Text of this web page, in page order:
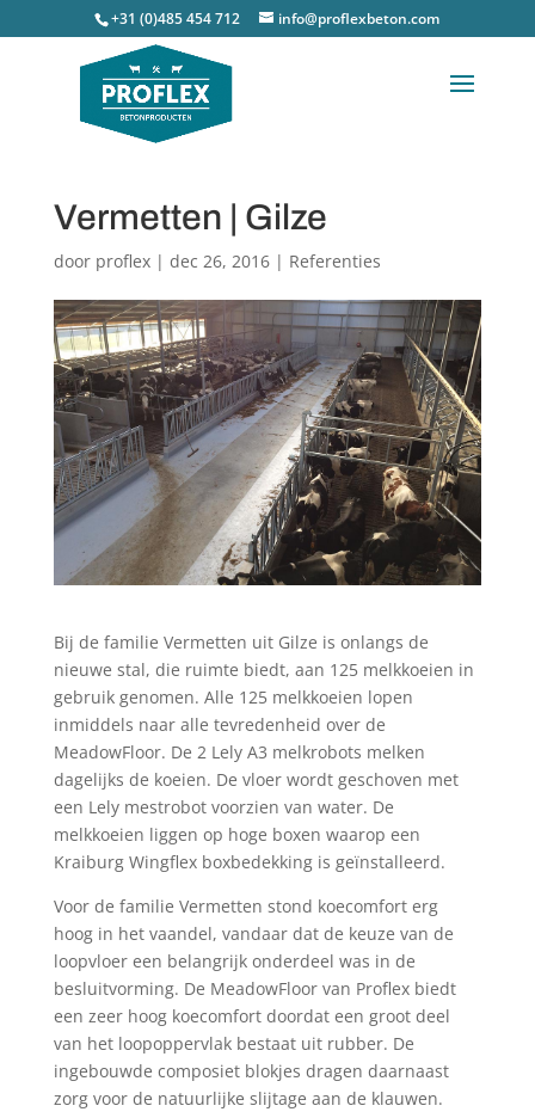
+31 (0)485 454 712 info@proflexbeton.com
Vermetten | Gilze
door proflex| dec 26, 2016| Referenties
Bij de familie Vermetten uit Gilze is onlangs de
nieuwe stal, die ruimte biedt, aan 125 melkkoeien in
gebruik genomen. Alle 125 melkkoeien lopen
inmiddels naar alle tevredenheid over de
MeadowFloor. De 2 Lely A3 melkrobots melken
dagelijks de koeien. De vloer wordt geschoven met
een Lely mestrobot voorzien van water. De
melkkoeien liggen op hoge boxen waarop een
Kraiburg Wingflex boxbedekking is geïnstalleerd.
Voor de familie Vermetten stond koecomfort erg
hoog in het vaandel, vandaar dat de keuze van de
loopvloer een belangrijk onderdeel was in de
besluitvorming. De MeadowFloor van Proflex biedt
een zeer hoog koecomfort doordat een groot deel
van het loopoppervlak bestaat uit rubber. De
ingebouwde composiet blokjes dragen daarnaast
zorg voor de natuurlijke slijtage aan de klauwen.